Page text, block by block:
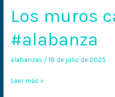
Los muros
#alabanza
alabanzas /18 de julio de 2025
Los
muros
caerán
#alabanza
Leer más »